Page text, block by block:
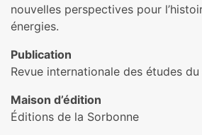
nouvelles perspectives pour
énergies.
Publication
Revue internationale des études
Maison d’édition
Éditions de la Sorbonne